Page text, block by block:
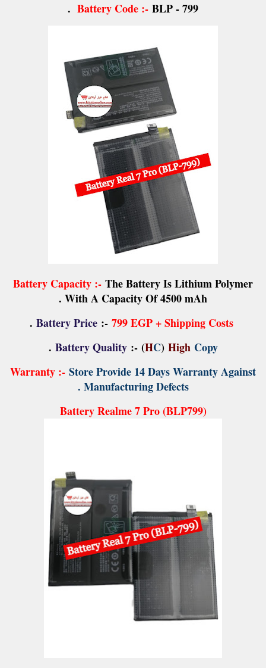
Battery Code :- BLP - 799 .
Battery Capacity :- The Battery Is Lithium Polymer
With A Capacity Of 4500 mAh .
Battery Price
:-799 EGP + Shipping Costs
.
Battery Quality:- (HC) High Copy
.
Warranty :- Store Provide 14 Days Warranty Against
Manufacturing Defects .
Battery Realme 7 Pro (BLP799)